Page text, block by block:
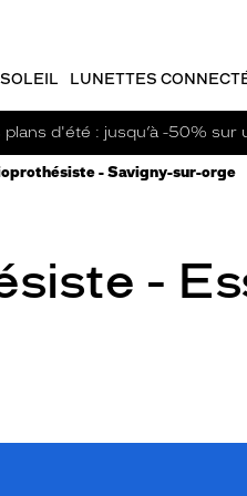
LUNETTES
plans d'été : jusqu’à -50% sur
- Savigny-sur-orge
-